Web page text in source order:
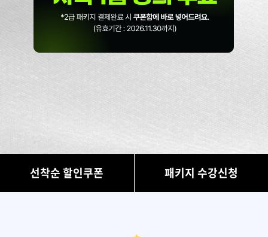
선착순 할인쿠폰 패키지 수강신청